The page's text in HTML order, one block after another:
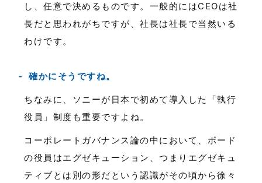
し、任意で決めるものです。一般的にはCEOは社
長だと思われがちですが、社長は社長で当然いる
わけです。
確かにそうですね。
ちなみに、ソニーが日本で初めて導入した「執行
役員」制度も重要ですよね。
コーポレートガバナンス論の中において、ボード
の役員はエグゼキューション、つまりエグゼキュ
ティブとは別の形だという認識がその頃から徐々